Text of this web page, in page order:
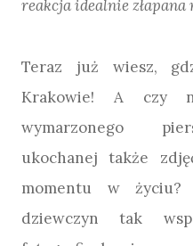
reakcja idealnie złapana
Teraz już wiesz,
Krakowie! A czy
wymarzonego
ukochanej także
momentu w życiu?
dziewczyn tak